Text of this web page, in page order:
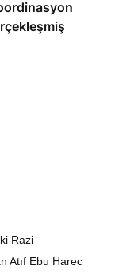
Razi
Atıf Ebu Harec